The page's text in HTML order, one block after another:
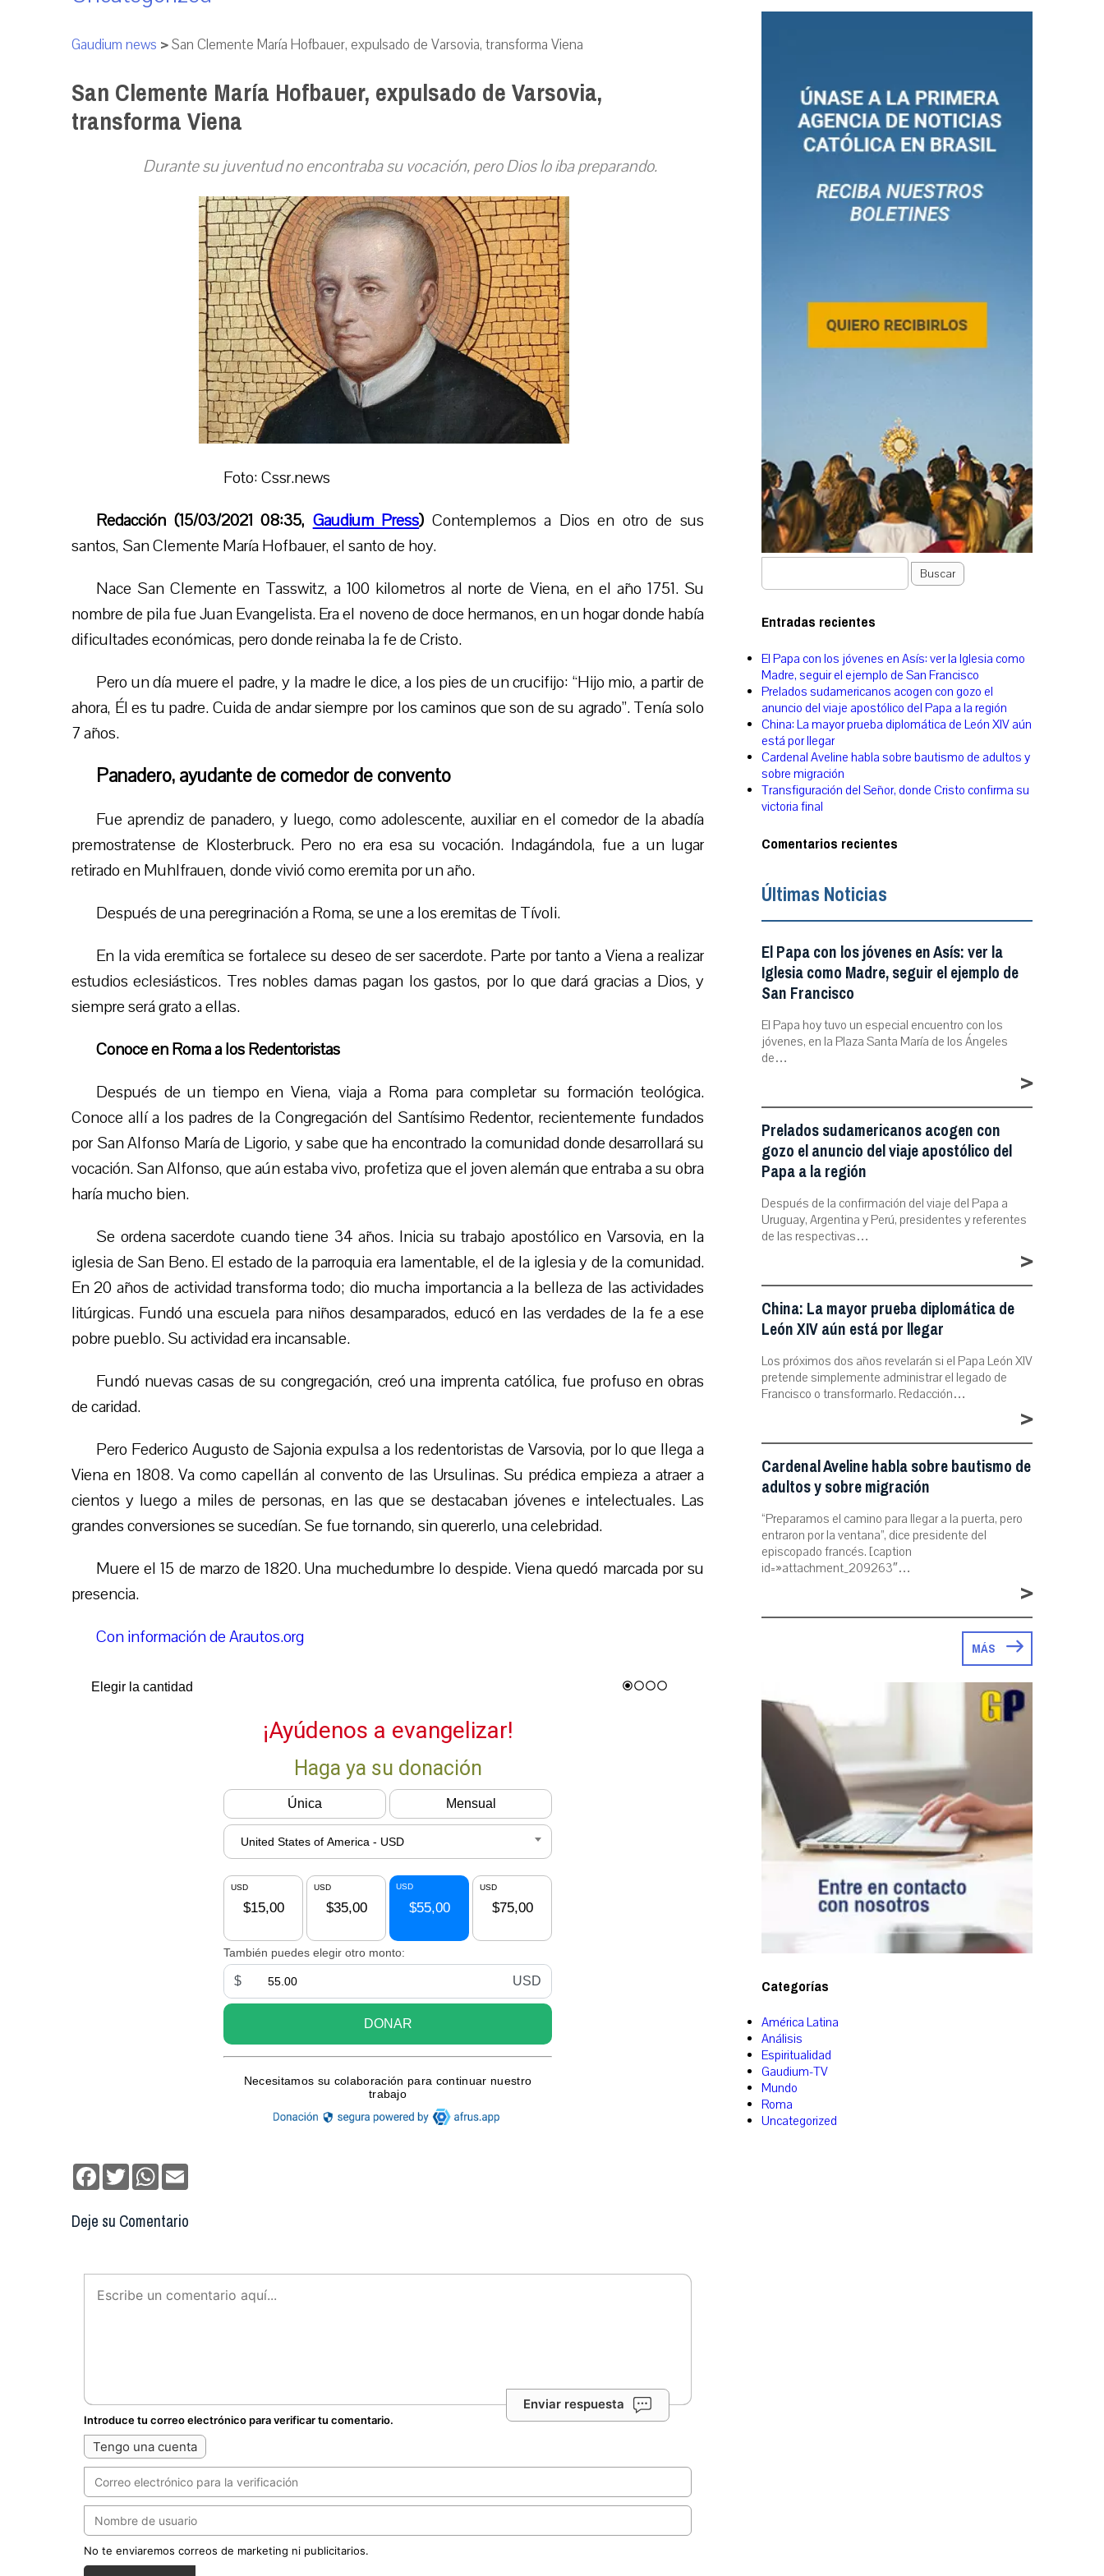
Gaudium news >San Clemente María Hofbauer, expulsado de Varsovia, transforma Viena
San Clemente María Hofbauer, expulsado de Varsovia,
transforma Viena
Durante su juventud no encontraba su vocación, pero Dios lo iba preparando.
Foto: Cssr.news
Redacción (15/03/2021 08:35, Gaudium Press) Contemplemos a Dios en otro de sus
santos, San Clemente María Hofbauer, el santo de hoy.
Nace San Clemente en Tasswitz, a 100 kilometros al norte de Viena, en el año 1751. Su
nombre de pila fue Juan Evangelista. Era el noveno de doce hermanos, en un hogar donde había
dificultades económicas, pero donde reinaba la fe de Cristo.
Pero un día muere el padre, y la madre le dice, a los pies de un crucifijo: “Hijo mio, a partir de
ahora, Él es tu padre. Cuida de andar siempre por los caminos que son de su agrado”. Tenía solo
7 años.
Panadero, ayudante de comedor de convento
Fue aprendiz de panadero, y luego, como adolescente, auxiliar en el comedor de la abadía
premostratense de Klosterbruck. Pero no era esa su vocación. Indagándola, fue a un lugar
retiradoen Muhlfrauen, donde vivió como eremita por un año.
Después de una peregrinación a Roma, se une a los eremitas de Tívoli.
En la vida eremítica se fortalece su deseo de ser sacerdote. Parte por tanto a Viena a realizar
estudios eclesiásticos. Tres nobles damas pagan los gastos, por lo que dará gracias a Dios, y
siempre será grato a ellas.
Conoce en Roma a los Redentoristas
Después de un tiempo en Viena, viajaa Roma para completar su formación teológica.
Conoce allí a los padres de la Congregación del Santísimo Redentor, recientemente fundados
por San Alfonso María de Ligorio, y sabe que ha encontrado la comunidad donde desarrollará su
vocación. San Alfonso, que aún estaba vivo, profetiza que el joven alemán que entraba a su obra
haría mucho bien.
Se ordena sacerdote cuando tiene 34 años. Inicia su trabajo apostólico en Varsovia, en la
iglesia de San Beno. El estado de la parroquia era lamentable, el de la iglesia y de la comunidad.
En 20 años de actividad transforma todo; dio mucha importancia a la belleza de las actividades
litúrgicas. Fundó una escuela para niños desamparados, educó en las verdades de la fe a ese
pobre pueblo. Su actividad era incansable.
Fundó nuevas casas de su congregación, creó una imprenta católica, fue profuso en obras
de caridad.
Pero Federico Augusto de Sajonia expulsa a los redentoristas de Varsovia, por lo que llega a
Viena en 1808. Va como capellán al convento de las Ursulinas. Su prédica empieza a atraer a
cientos y luego a miles de personas, en las que se destacaban jóvenes e intelectuales. Las
grandes conversiones se sucedían. Se fue tornando, sin quererlo, una celebridad.
Muere el 15 de marzo de 1820. Una muchedumbre lo despide. Viena quedó marcada por su
presencia.
Con información de Arautos.org
Facebook
TwitterWhatsApp
Deje su Comentario
Enviar respuesta
Introduce tu correo electrónico para verificar tu comentario.
Tengo una cuenta
No te enviaremos correos de marketing ni publicitarios.
Buscar
Entradas recientes
El Papa con los jóvenes en Asís: ver la Iglesia como
Madre, seguir el ejemplo de San Francisco
Prelados sudamericanos acogen con gozo el
anuncio del viaje apostólico del Papa a la región
China: La mayor prueba diplomática de León XIV aún
está por llegar
Cardenal Aveline habla sobre bautismo de adultos y
sobre migración
Transfiguración del Señor, donde Cristo confirma su
victoria final
Comentarios recientes
Últimas Noticias
El Papa con los jóvenes en Asís: ver la
Iglesia como Madre, seguir el ejemplo de
San Francisco
El Papa hoy tuvo un especial encuentro con los
jóvenes, en la Plaza Santa María de los Ángeles
de…
>
Prelados sudamericanos acogen con
gozo el anuncio del viaje apostólico del
Papa a la región
Después de la confirmación del viaje del Papa a
Uruguay, Argentina y Perú, presidentes y referentes
de las respectivas…
>
China: La mayor prueba diplomática de
León XIV aún está por llegar
Los próximos dos años revelarán si el Papa León XIV
pretende simplemente administrar el legado de
Francisco o transformarlo. Redacción…
>
Cardenal Aveline habla sobre bautismo de
adultos y sobre migración
“Preparamos el camino para llegar a la puerta, pero
entraron por la ventana”, dice presidente del
episcopado francés. [caption
id=»attachment_209263″…
>
MÁS
Categorías
América Latina
Análisis
Espiritualidad
Gaudium-TV
Mundo
Roma
Uncategorized